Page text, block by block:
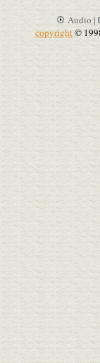
Audio |
copyright©